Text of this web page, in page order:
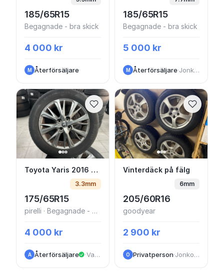
185/65R15
Begagnade - bra skick
4 000 kr
M Återförsäljare·
185/65R15
Begagnade - bra skick
5 000 kr
M Återförsäljare· Jonkoping
Toyota Yaris 2016 orginal 15 tum Reg nr
Toyota Yaris 2016 orginal 15 tum Reg nr YGE671
3.3mm
175/65R15
pirelli · Begagnade - bra skick
4 000 kr
A Återförsäljare · VastraGotaland
Vinterdäck på fälg
Vinterdäck på fälg
6mm
205/60R16
goodyear
2 900 kr
O Privatperson· Jonkoping